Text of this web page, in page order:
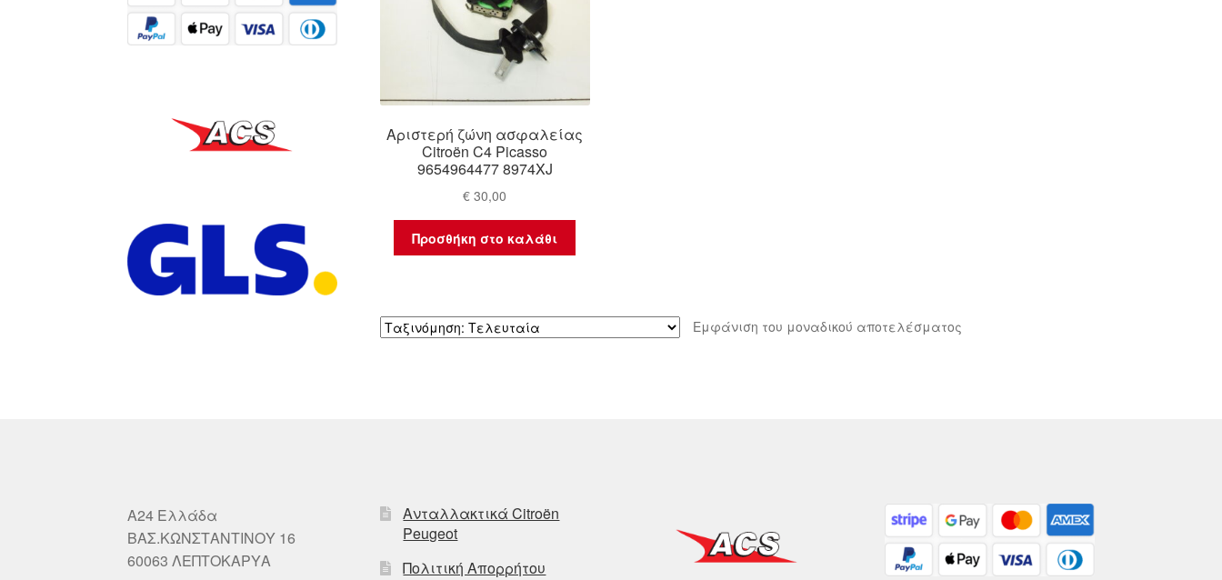
Αριστερή ζώνη ασφαλείας
Citroën C4 Picasso
9654964477 8974XJ
€ 30,00
Προσθήκη στο καλάθι
Εμφάνιση του μοναδικού αποτελέσματος
A24 Ελλάδα
ΒΑΣ.ΚΩΝΣΤΑΝΤΙΝΟΥ 16
60063 ΛΕΠΤΟΚΑΡΥΑ
Ανταλλακτικά Citroën
Peugeot
Πολιτική Απορρήτου